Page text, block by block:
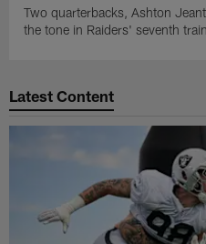
Two quarterbacks, Ashton
the tone in Raiders' seventh
Latest Content